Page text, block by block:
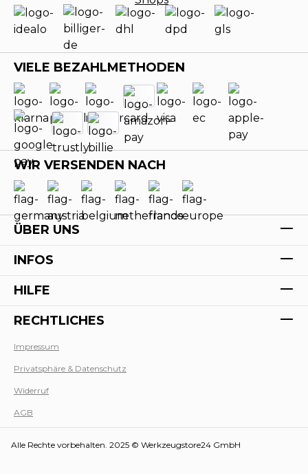
VIELE BEZAHLMETHODEN
WIR VERSENDEN NACH
ÜBER UNS
INFOS
HILFE
RECHTLICHES
Impressum
Privatsphäre & Datenschutz
Widerruf
AGB
Alle Rechte vorbehalten. 2025 © Werkzeugstore24 GmbH